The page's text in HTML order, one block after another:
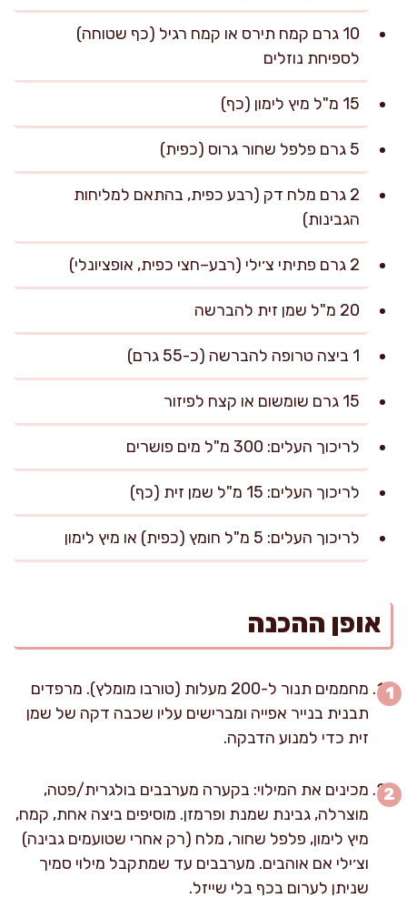
10 גרם קמח תירס או קמח רגיל (כף שטוחה)
לספיחת נוזלים
15 מ"ל מיץ לימון (כף)
5 גרם פלפל שחור גרוס (כפית)
2 גרם מלח דק (רבע כפית, בהתאם למליחות
הגבינות)
2 גרם פתיתי צ׳ילי (רבע–חצי כפית, אופציונלי)
20 מ"ל שמן זית להברשה
1 ביצה טרופה להברשה (כ-55 גרם)
15 גרם שומשום או קצח לפיזור
לריכוך העלים: 300 מ"ל מים פושרים
לריכוך העלים: 15 מ"ל שמן זית (כף)
לריכוך העלים: 5 מ"ל חומץ (כפית) או מיץ לימון
אופן ההכנה
מחממים תנור ל-200 מעלות (טורבו מומלץ). מרפדים
תבנית בנייר אפייה ומברישים עליו שכבה דקה של שמן
זית כדי למנוע הדבקה.
מכינים את המילוי: בקערה מערבבים בולגרית/פטה,
מוצרלה, גבינת שמנת ופרמזן. מוסיפים ביצה אחת, קמח,
מיץ לימון, פלפל שחור, מלח (רק אחרי שטועמים גבינה)
וצ׳ילי אם אוהבים. מערבבים עד שמתקבל מילוי סמיך
שניתן לערום בכף בלי שייזל.